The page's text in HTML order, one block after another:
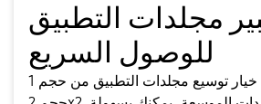
مجلدات التطبيق
للوصول السريع
الآن لديك خيار توسيع مجلدات التطبيق من حجم 1x1 إلى